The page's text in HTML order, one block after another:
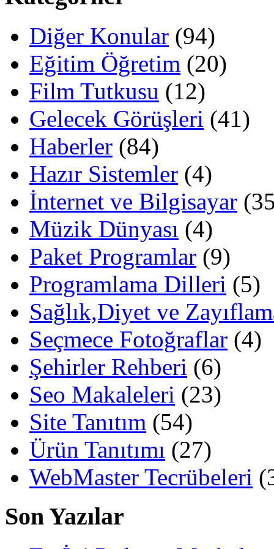
Diğer Konular (94)
Eğitim Öğretim (20)
Film Tutkusu (12)
Gelecek Görüşleri (41)
Haberler (84)
Hazır Sistemler (4)
İnternet ve Bilgisayar
Müzik Dünyası (4)
Paket Programlar (9)
Programlama Dilleri (5)
Sağlık,Diyet ve
Seçmece Fotoğraflar (4)
Şehirler Rehberi (6)
Seo Makaleleri (23)
Site Tanıtım (54)
Ürün Tanıtımı (27)
WebMaster Tecrübeleri
Son Yazılar